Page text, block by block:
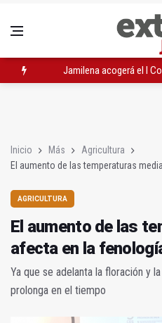
Jamilena acogerá el I
Inicio Más
Agricultura
El aumento de las temperaturas
AGRICULTURA
El aumento de las
afecta en la
Ya que se adelanta la floración y
prolonga en el tiempo